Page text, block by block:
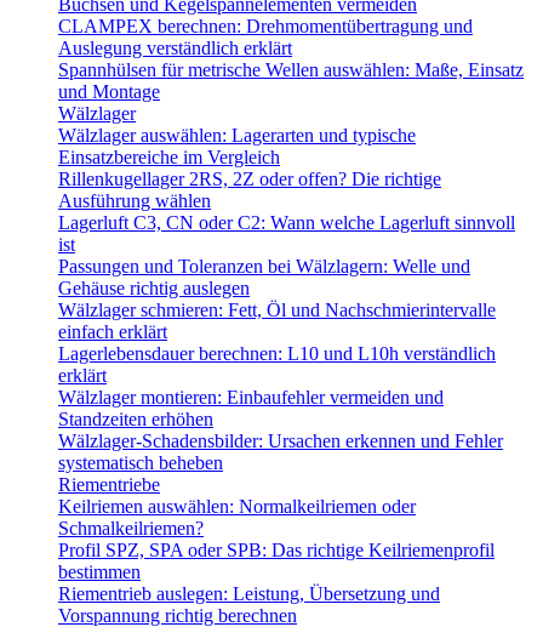
Buchsen und Kegelspannelementen vermeiden
CLAMPEX berechnen: Drehmomentübertragung und
Auslegung verständlich erklärt
Spannhülsen für metrische Wellen auswählen: Maße, Einsatz
und Montage
Wälzlager
Wälzlager auswählen: Lagerarten und typische
Einsatzbereiche im Vergleich
Rillenkugellager 2RS, 2Z oder offen? Die richtige
Ausführung wählen
Lagerluft C3, CN oder C2: Wann welche Lagerluft sinnvoll
ist
Passungen und Toleranzen bei Wälzlagern: Welle und
Gehäuse richtig auslegen
Wälzlager schmieren: Fett, Öl und Nachschmierintervalle
einfach erklärt
Lagerlebensdauer berechnen: L10 und L10h verständlich
erklärt
Wälzlager montieren: Einbaufehler vermeiden und
Standzeiten erhöhen
Wälzlager-Schadensbilder: Ursachen erkennen und Fehler
systematisch beheben
Riementriebe
Keilriemen auswählen: Normalkeilriemen oder
Schmalkeilriemen?
Profil SPZ, SPA oder SPB: Das richtige Keilriemenprofil
bestimmen
Riementrieb auslegen: Leistung, Übersetzung und
Vorspannung richtig berechnen